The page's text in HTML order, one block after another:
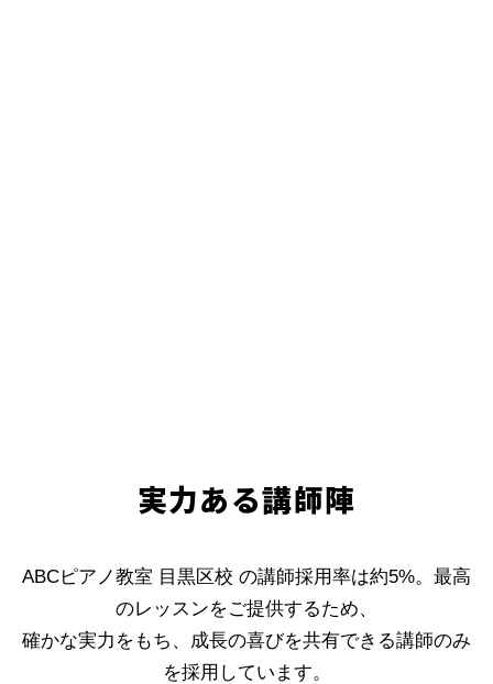
実力ある講師陣
ABCピアノ教室 目黒区校 の講師採用率は約5%。最高
のレッスンをご提供するため、
確かな実力をもち、成長の喜びを共有できる講師のみ
を採用しています。